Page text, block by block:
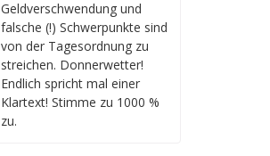
Geldverschwendung und
falsche (!) Schwerpunkte sind
von der Tagesordnung zu
streichen. Donnerwetter!
Endlich spricht mal einer
Klartext! Stimme zu 1000 %
zu.